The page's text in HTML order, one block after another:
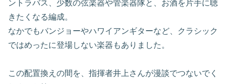
ントラバス、少数の弦楽器や管楽器隊と、お酒を片手に聴
きたくなる編成。
なかでもバンジョーやハワイアンギターなど、クラシック
ではめったに登場しない楽器もありました。
この配置換えの間を、指揮者井上さんが漫談でつないでく